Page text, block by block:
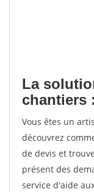
La
chantiers
Vous êtes un
découvrez
de devis et
présent des
service d'aide